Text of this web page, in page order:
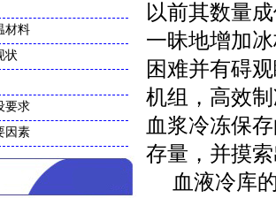
材料
状
要求
因素
以前其数量
一昧地增加
困难并有碍
机组，高效
血浆冷冻保
存量，并摸
血液冷库